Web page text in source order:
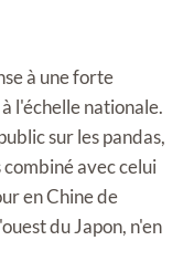
à une forte
l'échelle nationale.
sur les pandas,
avec celui
en Chine de
du Japon, n'en